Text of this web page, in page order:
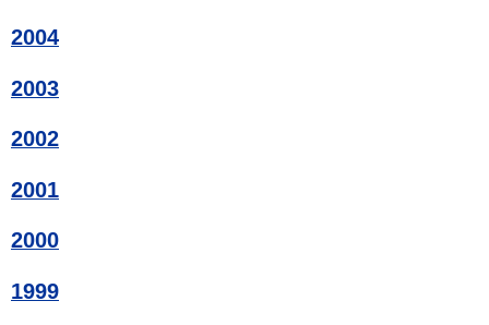
2004
2003
2002
2001
2000
1999